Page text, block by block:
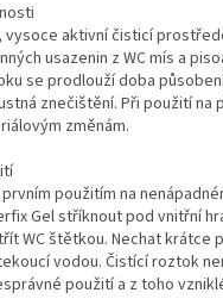
vysoce aktivní čisticí
usazenin z WC mís a
se prodlouží doba
znečištění. Při použití na
změnám.
použitím na
Gel stříknout pod vnitřní
WC štětkou. Nechat krátce
vodou. Čistící roztok
použití a z toho